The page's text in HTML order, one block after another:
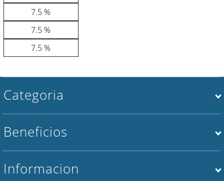
7.5 %
7.5 %
7.5 %
Categoria
Beneficios
Informacion